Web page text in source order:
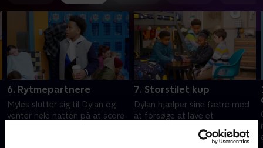
6. Rytmepartnere
Myles slutter sig til Dylan og
venter hele natten på at score
7. Storstilet kup
Dylan hjælper sine fætre med
at forsøge at lave et